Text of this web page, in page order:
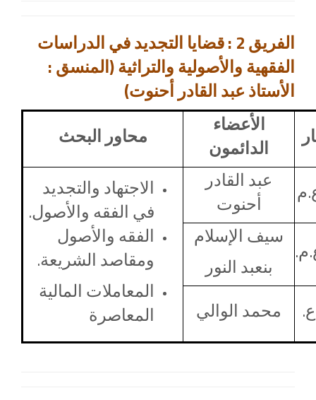
الفريق 2 : قضايا التجديد في الدراسات
الفقهية والأصولية والتراثية (المنسق :
الأستاذ عبد القادر أحنوت)
الأعضاء
الدائمون
محاور البحث
عبد القادر
أحنوت
الاجتهاد والتجديد
في الفقه والأصول.
الفقه والأصول
ومقاصد الشريعة.
المعاملات المالية
المعاصرة
سيف الإسلام
بنعبد النور
محمد الوالي